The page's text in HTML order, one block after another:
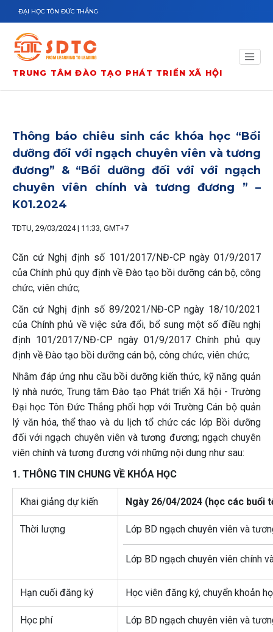
Nhảy đến nội dung
ĐẠI HỌC TÔN ĐỨC THẮNG
TRUNG TÂM ĐÀO TẠO PHÁT TRIỂN XÃ HỘI
Thông báo chiêu sinh các khóa học “Bồi
dưỡng đối với ngạch chuyên viên và tương
đương” & “Bồi dưỡng đối với với ngạch
chuyên viên chính và tương đương ” –
K01.2024
TDTU, 29/03/2024 | 11:33, GMT+7
Căn cứ Nghị định số 101/2017/NĐ-CP ngày 01/9/2017
của Chính phủ quy định về Đào tạo bồi dưỡng cán bộ, công
chức, viên chức;
Căn cứ Nghị định số 89/2021/NĐ-CP ngày 18/10/2021
của Chính phủ về việc sửa đổi, bổ sung một số điều nghị
định 101/2017/NĐ-CP ngày 01/9/2017 Chính phủ quy
định về Đào tạo bồi dưỡng cán bộ, công chức, viên chức;
Nhằm đáp ứng nhu cầu bồi dưỡng kiến thức, kỹ năng quản
lý nhà nước, Trung tâm Đào tạo Phát triển Xã hội - Trường
Đại học Tôn Đức Thắng phối hợp với Trường Cán bộ quản
lý văn hóa, thể thao và du lịch tổ chức các lớp Bồi dưỡng
đối với ngạch chuyên viên và tương đương; ngạch chuyên
viên chính và tương đương với những nội dung như sau:
1. THÔNG TIN CHUNG VỀ KHÓA HỌC
Khai giảng dự kiến Ngày 26/04/2024 (học các buổi
Thời lượng Lớp BD ngạch chuyên viên và
Lớp BD ngạch chuyên viên chính
Hạn cuối đăng ký Học viên đăng ký, chuyển khoản
Học phí Lớp BD ngạch chuyên viên và